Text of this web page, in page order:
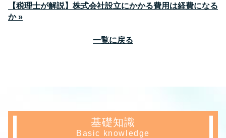
【税理士が解説】株式会社設立にかかる費用は経費になる
か »
一覧に戻る
基礎知識
Basic knowledge